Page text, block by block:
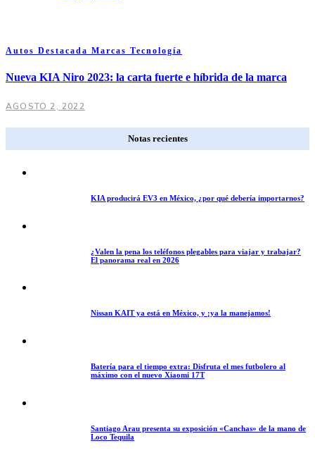
Autos Destacada Marcas Tecnología
Nueva KIA Niro 2023: la carta fuerte e híbrida de la marca
AGOSTO 2, 2022
Notas recientes
KIA producirá EV3 en México, ¿por qué debería importarnos?
¿Valen la pena los teléfonos plegables para viajar y trabajar?
El panorama real en 2026
Nissan KAIT ya está en México, y ¡ya la manejamos!
Batería para el tiempo extra: Disfruta el mes futbolero al
máximo con el nuevo Xiaomi 17T
Santiago Arau presenta su exposición «Canchas» de la mano de
Loco Tequila